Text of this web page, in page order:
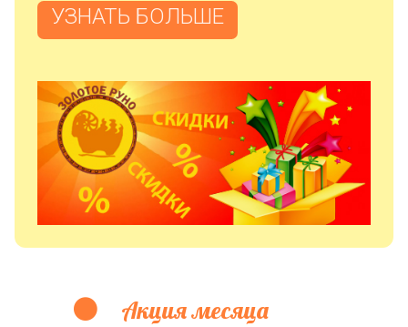
УЗНАТЬ БОЛЬШЕ
Акция месяца